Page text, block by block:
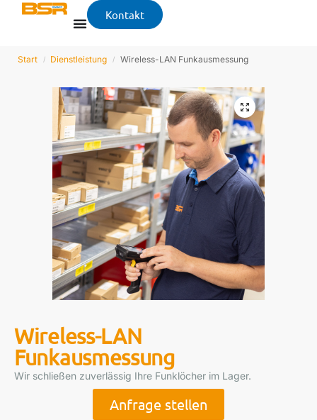
Kontakt
Start / Dienstleistung / Wireless-LAN Funkausmessung
Wireless-LAN
Funkausmessung
Wir schließen zuverlässig Ihre Funklöcher im Lager.
Anfrage stellen